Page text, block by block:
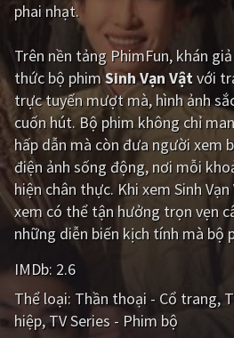
Viễn Tây
GameShow
QUỐC GIA
Âu - Mỹ
Hàn Quốc
Ấn Độ
Tổng hợp
CẬP NHẬT
PHIM MỚI
phai nhạt.
Trên nền tảng PhimFun, khán
thức bộ phimSinh Vạn Vậtvới
trực tuyến mượt mà, hình ảnh
cuốn hút. Bộ phim không chỉ
hấp dẫn mà còn đưa người xem
điện ảnh sống động, nơi mỗi
hiện chân thực. Khi xem Sinh
xem có thể tận hưởng trọn vẹn
những diễn biến kịch tính mà bộ
IMDb: 2.6
Thể loại: Thần thoại - Cổ trang
hiệp TV Series - Phim bộ